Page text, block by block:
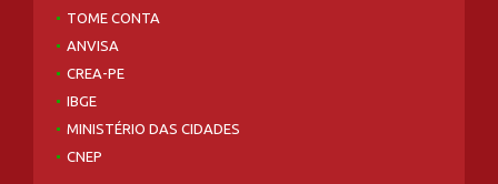
TOME CONTA
ANVISA
CREA-PE
IBGE
MINISTÉRIO DAS CIDADES
CNEP